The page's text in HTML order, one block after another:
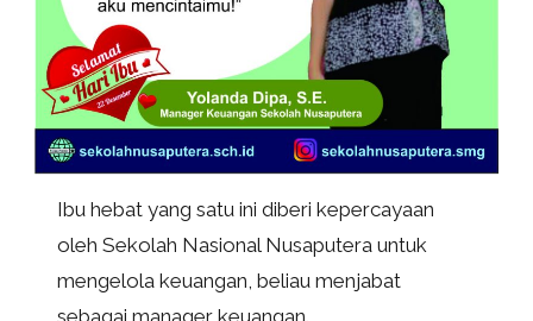
Ibu hebat yang satu ini diberi kepercayaan
oleh Sekolah Nasional Nusaputera untuk
mengelola keuangan, beliau menjabat